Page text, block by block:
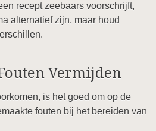
recept zeebaars voorschrijft,
alternatief zijn, maar houd
Vermijden
is het goed om op de
fouten bij het bereiden van